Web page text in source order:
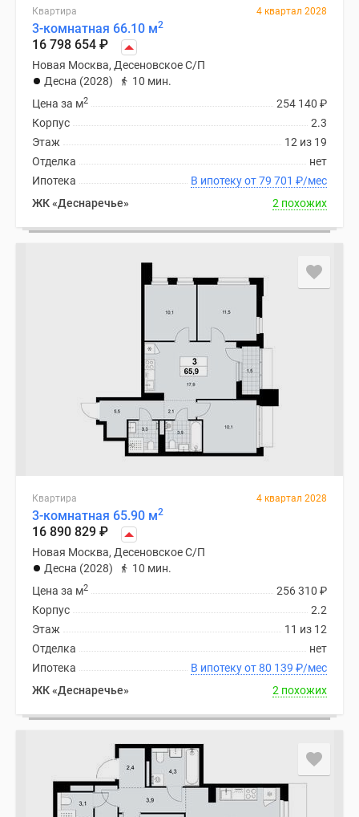
Квартира 4 квартал 2028
3-комнатная 66.10 м2
16 798 654 ₽
Новая Москва, Десеновское С/П
Десна (2028)
10 мин.
254 140 ₽
Цена за м2
2.3
Корпус
12 из 19
Этаж
нет
Отделка
В ипотеку от 79 701 ₽/мес
Ипотека
ЖК «Деснаречье»
2 похожих
Квартира 4 квартал 2028
3-комнатная 65.90 м2
16 890 829 ₽
Новая Москва, Десеновское С/П
Десна (2028)
10 мин.
256 310 ₽
Цена за м2
2.2
Корпус
11 из 12
Этаж
нет
Отделка
В ипотеку от 80 139 ₽/мес
Ипотека
ЖК «Деснаречье»
2 похожих